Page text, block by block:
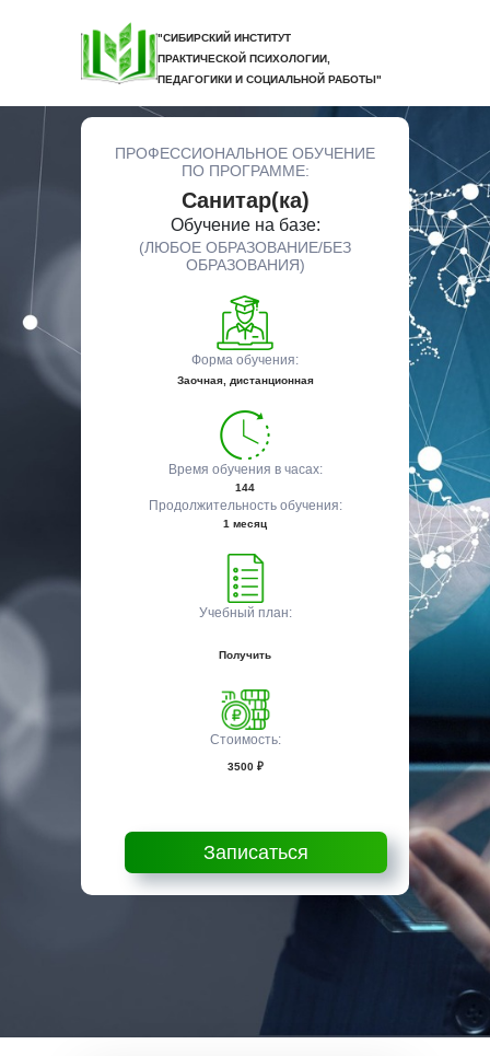
"СИБИРСКИЙ ИНСТИТУТ
ПРАКТИЧЕСКОЙ ПСИХОЛОГИИ,
ПЕДАГОГИКИ И СОЦИАЛЬНОЙ РАБОТЫ"
ПРОФЕССИОНАЛЬНОЕ ОБУЧЕНИЕ
ПО ПРОГРАММЕ:
Санитар(ка)
Обучение на базе:
(ЛЮБОЕ ОБРАЗОВАНИЕ/БЕЗ
ОБРАЗОВАНИЯ)
Форма обучения:
Заочная, дистанционная
Время обучения в часах:
144
Продолжительность обучения:
1 месяц
Учебный план:
Получить
Стоимость:
3500 ₽
Записаться